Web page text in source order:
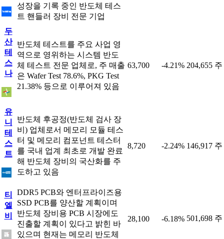
성장을 기록 중인 반도체 테스
트 핸들러 장비 전문 기업
두
산
테
스
나
반도체 테스트를 주요 사업 영
역으로 영위하는 시스템 반도
체 테스트 전문 업체로, 주 매출
은 Wafer Test 78.6%, PKG Test
21.38% 등으로 이루어져 있음
63,700 -4.21% 204,655 주
유
니
테
스
트
반도체 후공정(반도체 검사 장
비) 업체로서 메모리 모듈 테스
터 및 메모리 컴포넌트 테스터
를 국내 업계 최초로 개발 완료
해 반도체 장비의 국산화를 주
도하고 있음
8,720 -2.24% 146,917 주
티
엘
비
DDR5 PCB와 엔터프라이즈용
SSD PCB를 양산할 계획이며
반도체 장비용 PCB 시장에도
진출할 계획이 있다고 밝힌 바
있으며 현재는 메모리 반도체
28,100 -6.18% 501,698 주